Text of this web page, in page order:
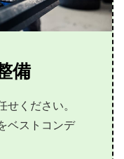
備
ください。
ベストコンデ